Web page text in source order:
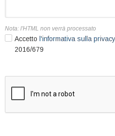
Nota: l'HTML non verrà processato
Accetto l'informativa sulla privacy
2016/679